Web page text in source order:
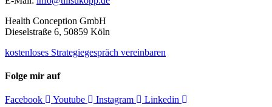
Health Conception GmbH
Dieselstraße 6, 50859 Köln
kostenloses Strategiegespräch vereinbaren
Folge mir auf
Facebook Youtube Instagram Linkedin